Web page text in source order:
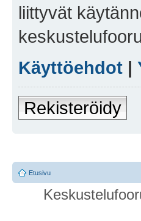
liittyvät
Käyttöehdot |
Rekisteröidy
Etusivu